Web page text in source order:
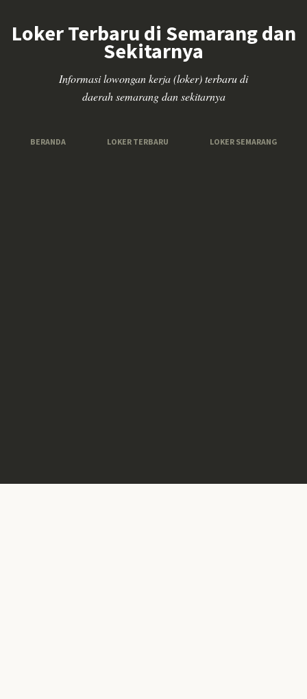
Loker Terbaru di Semarang dan
Sekitarnya
Informasi lowongan kerja (loker) terbaru di
daerah semarang dan sekitarnya
BERANDA LOKER TERBARU LOKER SEMARANG